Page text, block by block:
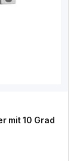
mit 10 Grad